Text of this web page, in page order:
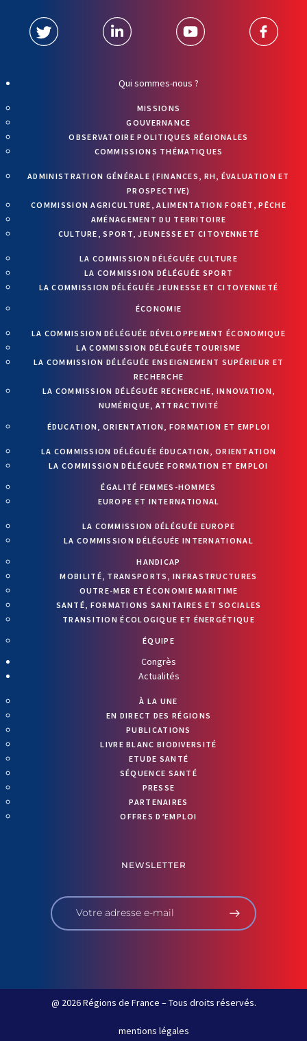
Qui sommes-nous ?
MISSIONS
GOUVERNANCE
OBSERVATOIRE POLITIQUES RÉGIONALES
COMMISSIONS THÉMATIQUES
ADMINISTRATION GÉNÉRALE (FINANCES, RH, ÉVALUATION ET
PROSPECTIVE)
COMMISSION AGRICULTURE, ALIMENTATION FORÊT, PÊCHE
AMÉNAGEMENT DU TERRITOIRE
CULTURE, SPORT, JEUNESSE ET CITOYENNETÉ
LA COMMISSION DÉLÉGUÉE CULTURE
LA COMMISSION DÉLÉGUÉE SPORT
LA COMMISSION DÉLÉGUÉE JEUNESSE ET CITOYENNETÉ
ÉCONOMIE
LA COMMISSION DÉLÉGUÉE DÉVELOPPEMENT ÉCONOMIQUE
LA COMMISSION DÉLÉGUÉE TOURISME
LA COMMISSION DÉLÉGUÉE ENSEIGNEMENT SUPÉRIEUR ET
RECHERCHE
LA COMMISSION DÉLÉGUÉE RECHERCHE, INNOVATION,
NUMÉRIQUE, ATTRACTIVITÉ
ÉDUCATION, ORIENTATION, FORMATION ET EMPLOI
LA COMMISSION DÉLÉGUÉE ÉDUCATION, ORIENTATION
LA COMMISSION DÉLÉGUÉE FORMATION ET EMPLOI
ÉGALITÉ FEMMES-HOMMES
EUROPE ET INTERNATIONAL
LA COMMISSION DÉLÉGUÉE EUROPE
LA COMMISSION DÉLÉGUÉE INTERNATIONAL
HANDICAP
MOBILITÉ, TRANSPORTS, INFRASTRUCTURES
OUTRE-MER ET ÉCONOMIE MARITIME
SANTÉ, FORMATIONS SANITAIRES ET SOCIALES
TRANSITION ÉCOLOGIQUE ET ÉNERGÉTIQUE
ÉQUIPE
Congrès
Actualités
À LA UNE
EN DIRECT DES RÉGIONS
PUBLICATIONS
LIVRE BLANC BIODIVERSITÉ
ETUDE SANTÉ
SÉQUENCE SANTÉ
PRESSE
PARTENAIRES
OFFRES D’EMPLOI
NEWSLETTER
@ 2026 Régions de France – Tous droits réservés.
mentions légales